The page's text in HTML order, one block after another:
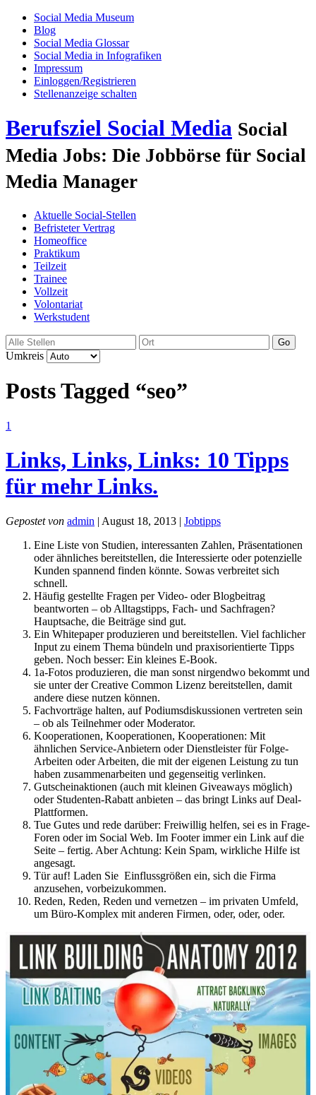
Social Media Museum
Blog
Social Media Glossar
Social Media in Infografiken
Impressum
Einloggen/Registrieren
Stellenanzeige schalten
Berufsziel Social Media Social
Media Jobs: Die Jobbörse für Social
Media Manager
Aktuelle Social-Stellen
Befristeter Vertrag
Homeoffice
Praktikum
Teilzeit
Trainee
Vollzeit
Volontariat
Werkstudent
Go
Umkreis
Posts Tagged “seo”
1
Links, Links, Links: 10 Tipps
für mehr Links.
Gepostet von admin | August 18, 2013 | Jobtipps
Eine Liste von Studien, interessanten Zahlen, Präsentationen
oder ähnliches bereitstellen, die Interessierte oder potenzielle
Kunden spannend finden könnte. Sowas verbreitet sich
schnell.
Häufig gestellte Fragen per Video- oder Blogbeitrag
beantworten – ob Alltagstipps, Fach- und Sachfragen?
Hauptsache, die Beiträge sind gut.
Ein Whitepaper produzieren und bereitstellen. Viel fachlicher
Input zu einem Thema bündeln und praxisorientierte Tipps
geben. Noch besser: Ein kleines E-Book.
1a-Fotos produzieren, die man sonst nirgendwo bekommt und
sie unter der Creative Common Lizenz bereitstellen, damit
andere diese nutzen können.
Fachvorträge halten, auf Podiumsdiskussionen vertreten sein
– ob als Teilnehmer oder Moderator.
Kooperationen, Kooperationen, Kooperationen: Mit
ähnlichen Service-Anbietern oder Dienstleister für Folge-
Arbeiten oder Arbeiten, die mit der eigenen Leistung zu tun
haben zusammenarbeiten und gegenseitig verlinken.
Gutscheinaktionen (auch mit kleinen Giveaways möglich)
oder Studenten-Rabatt anbieten – das bringt Links auf Deal-
Plattformen.
Tue Gutes und rede darüber: Freiwillig helfen, sei es in Frage-
Foren oder im Social Web. Im Footer immer ein Link auf die
Seite – fertig. Aber Achtung: Kein Spam, wirkliche Hilfe ist
angesagt.
Tür auf! Laden Sie Einflussgrößen ein, sich die Firma
anzusehen, vorbeizukommen.
Reden, Reden, Reden und vernetzen – im privaten Umfeld,
um Büro-Komplex mit anderen Firmen, oder, oder, oder.